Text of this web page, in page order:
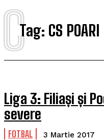
Tag: CS POARI
C
Liga 3: Filiași și
severe
FOTBAL 3 Martie 2017